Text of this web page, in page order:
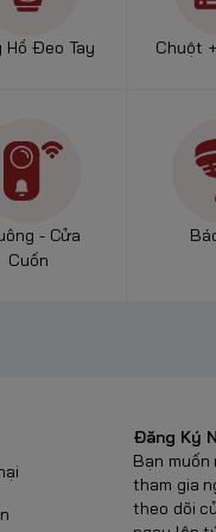
sát vào
lược:
Hồ Đeo Tay Chuột
- Cửa
Cuốn
Đăng Ký
Bạn
tham gia
theo dõi